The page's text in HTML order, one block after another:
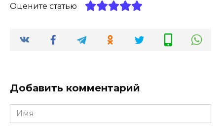
Оцените статью
Добавить комментарий
Имя
*